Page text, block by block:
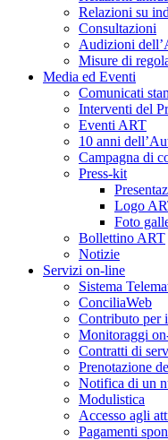
Relazioni su
Consultazioni
Audizioni
Misure di
Media ed Eventi
Comunicati
Interventi del
Eventi ART
10 anni
Campagna di
Press-kit
Logo
Foto
Bollettino ART
Notizie
Servizi on-line
Sistema
ConciliaWeb
Contributo per
Monitoraggi
Contratti di
Prenotazione
Notifica di un
Modulistica
Accesso agli
Pagamenti